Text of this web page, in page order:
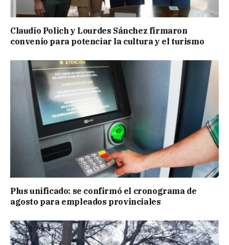
Claudio Polich y Lourdes Sánchez firmaron
convenio para potenciar la cultura y el turismo
Plus unificado: se confirmó el cronograma de
agosto para empleados provinciales